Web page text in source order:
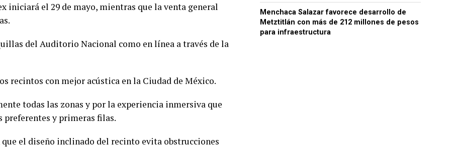
iniciará el 29 de mayo, mientras que la venta general
del Auditorio Nacional como en línea a través de la
recintos con mejor acústica en la Ciudad de México.
todas las zonas y por la experiencia inmersiva que
preferentes y primeras filas.
el diseño inclinado del recinto evita obstrucciones
Menchaca Salazar favorece desarrollo de
Metztitlán con más de 212 millones de pesos
para infraestructura